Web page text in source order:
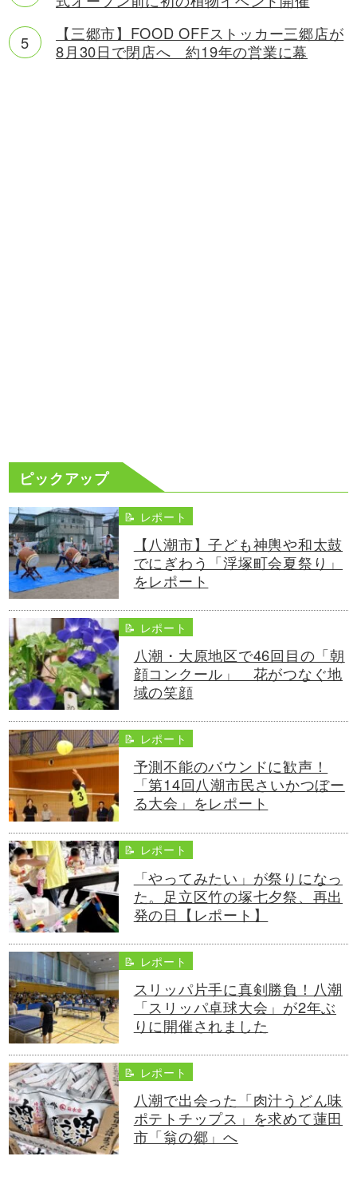
【三郷市】FOOD OFFストッカー三郷店が
8月30日で閉店へ 約19年の営業に幕
ピックアップ
📝 レポート
【八潮市】子ども神輿や和太鼓
でにぎわう「浮塚町会夏祭り」
をレポート
📝 レポート
八潮・大原地区で46回目の「朝
顔コンクール」 花がつなぐ地
域の笑顔
📝 レポート
予測不能のバウンドに歓声！
「第14回八潮市民さいかつぼー
る大会」をレポート
📝 レポート
「やってみたい」が祭りになっ
た。足立区竹の塚七夕祭、再出
発の日【レポート】
📝 レポート
スリッパ片手に真剣勝負！八潮
「スリッパ卓球大会」が2年ぶ
りに開催されました
📝 レポート
八潮で出会った「肉汁うどん味
ポテトチップス」を求めて蓮田
市「翁の郷」へ